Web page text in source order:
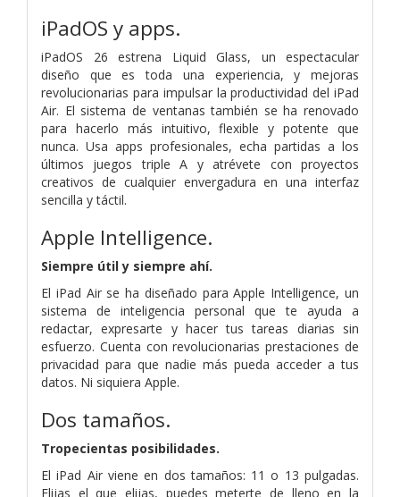
iPadOS y apps.
iPadOS 26 estrena Liquid Glass, un espectacular
diseño que es toda una experiencia, y mejoras
revolucionarias para impulsar la productividad del iPad
Air. El sistema de ventanas también se ha renovado
para hacerlo más intuitivo, flexible y potente que
nunca. Usa apps profesionales, echa partidas a los
últimos juegos triple A y atrévete con proyectos
creativos de cualquier envergadura en una interfaz
sencilla y táctil.
Apple Intelligence.
Siempre útil y siempre ahí.
El iPad Air se ha diseñado para Apple Intelligence, un
sistema de inteligencia personal que te ayuda a
redactar, expresarte y hacer tus tareas diarias sin
esfuerzo. Cuenta con revolucionarias prestaciones de
privacidad para que nadie más pueda acceder a tus
datos. Ni siquiera Apple.
Dos tamaños.
Tropecientas posibili­dades.
El iPad Air viene en dos tamaños: 11 o 13 pulgadas.
Elijas el que elijas, puedes meterte de lleno en la